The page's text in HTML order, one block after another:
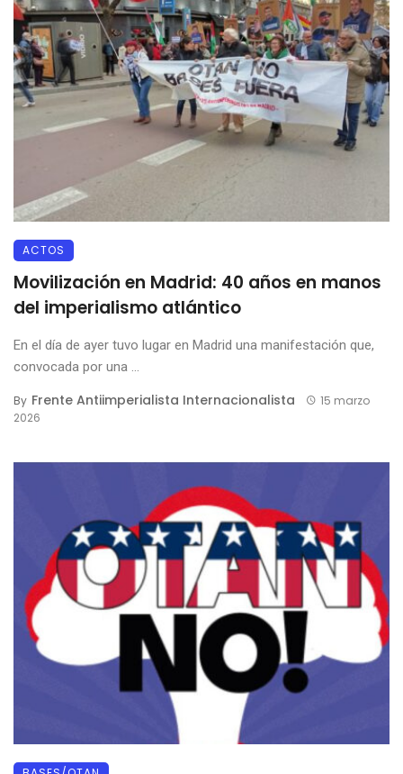
ACTOS
Movilización en Madrid: 40 años en manos
del imperialismo atlántico
En el día de ayer tuvo lugar en Madrid una manifestación que,
convocada por una ...
By Frente Antiimperialista Internacionalista
15 marzo
2026